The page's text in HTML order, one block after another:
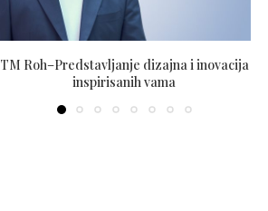
TM Roh–Predstavljanje dizajna i inovacija
inspirisanih vama